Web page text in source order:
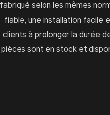
fabriqué selon les mêmes
fiable, une installation facile
clients à prolonger la durée
pièces sont en stock et